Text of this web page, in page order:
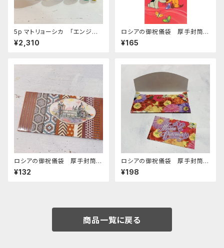
5p マトリョーシカ 「エンジェ
ル 緑」 10.5cm
¥2,310
ロシアの御祝儀袋 厚手封筒
E-263 「ロシアアニメcongra
tulations」
¥165
ロシアの御祝儀袋 厚手封筒
E-305 「古い街並み」
¥132
ロシアの御祝儀袋 厚手封筒
E-280 「花 カード付 」
¥198
商品一覧に戻る